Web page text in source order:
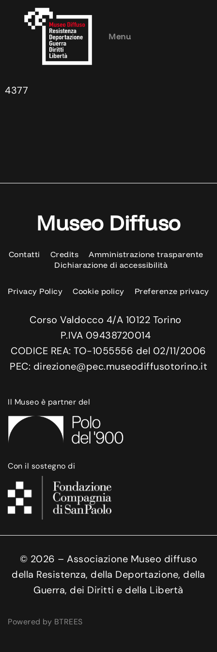
Menu
4377
Museo Diffuso
Contatti Credits
Amministrazione trasparente
Dichiarazione di accessibilità
Privacy Policy Cookie policy Preferenze privacy
Corso Valdocco 4/A 10122 Torino
P.IVA 09438720014
CODICE REA: TO-1055556 del 02/11/2006
PEC: direzione@pec.museodiffusotorino.it
Il Museo è partner del
Con il sostegno di
© 2026 – Associazione Museo diffuso
della Resistenza, della Deportazione, della
Guerra, dei Diritti e della Libertà
Powered by BTREES